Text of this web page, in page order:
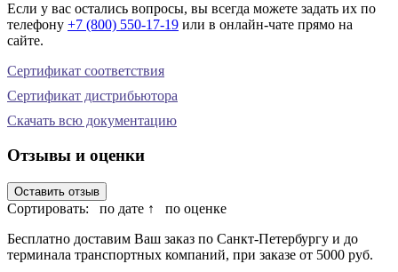
Если у вас остались вопросы, вы всегда можете задать их по
телефону +7 (800) 550-17-19 или в онлайн-чате прямо на
сайте.
Сертификат соответствия
Сертификат дистрибьютора
Скачать всю документацию
Отзывы и оценки
Оставить отзыв
Сортировать: по дате ↑
по оценке
Бесплатно доставим Ваш заказ по Санкт-Петербургу и до
терминала транспортных компаний, при заказе от 5000 руб.